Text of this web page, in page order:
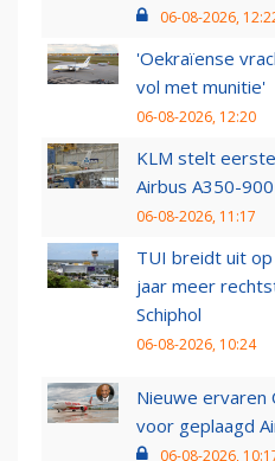
06-08-2026,
'Oekraïense
vol met munitie'
06-08-2026, 12:20
KLM stelt
Airbus A350-
06-08-2026, 11:17
TUI breidt uit op
jaar meer
Schiphol
06-08-2026, 10:24
Nieuwe ervaren
voor geplaagd
06-08-2026,